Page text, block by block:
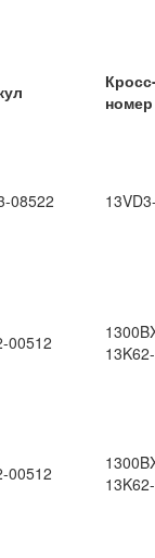
номер
08522
00512
00512